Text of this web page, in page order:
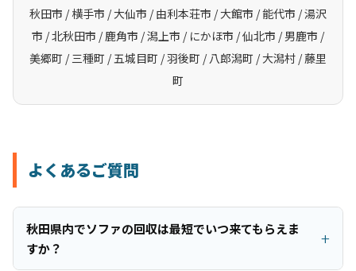
秋田市 / 横手市 / 大仙市 / 由利本荘市 / 大館市 / 能代市 / 湯沢
市 / 北秋田市 / 鹿角市 / 潟上市 / にかほ市 / 仙北市 / 男鹿市 /
美郷町 / 三種町 / 五城目町 / 羽後町 / 八郎潟町 / 大潟村 / 藤里
町
よくあるご質問
秋田県内でソファの回収は最短でいつ来てもらえま
すか？